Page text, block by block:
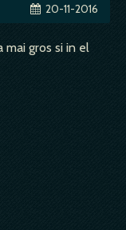
20-11-2016
mai gros si in el